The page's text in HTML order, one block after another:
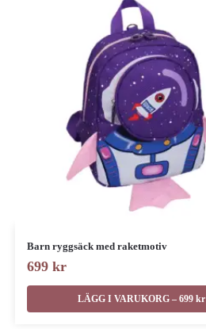
Barn ryggsäck med raketmotiv
699 kr
LÄGG I VARUKORG – 699 kr